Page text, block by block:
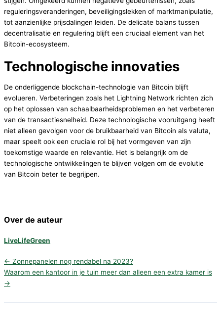
reguleringsveranderingen, beveiligingslekken of marktmanipulatie,
tot aanzienlijke prijsdalingen leiden. De delicate balans tussen
decentralisatie en regulering blijft een cruciaal element van het
Bitcoin-ecosysteem.
Technologische innovaties
De onderliggende blockchain-technologie van Bitcoin blijft
evolueren. Verbeteringen zoals het Lightning Network richten zich
op het oplossen van schaalbaarheidsproblemen en het verbeteren
van de transactiesnelheid. Deze technologische vooruitgang heeft
niet alleen gevolgen voor de bruikbaarheid van Bitcoin als valuta,
maar speelt ook een cruciale rol bij het vormgeven van zijn
toekomstige waarde en relevantie. Het is belangrijk om de
technologische ontwikkelingen te blijven volgen om de evolutie
van Bitcoin beter te begrijpen.
Over de auteur
LiveLifeGreen
← Zonnepanelen nog rendabel na 2023?
Waarom een kantoor in je tuin meer dan alleen een extra kamer is
→